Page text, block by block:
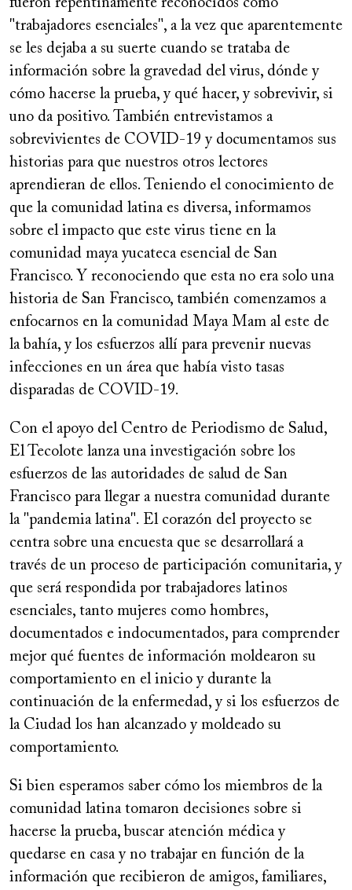
fueron repentinamente reconocidos como
"trabajadores esenciales", a la vez que aparentemente
se les dejaba a su suerte cuando se trataba de
información sobre la gravedad del virus, dónde y
cómo hacerse la prueba, y qué hacer, y sobrevivir, si
uno da positivo. También entrevistamos a
sobrevivientes de COVID-19 y documentamos sus
historias para que nuestros otros lectores
aprendieran de ellos. Teniendo el conocimiento de
que la comunidad latina es diversa, informamos
sobre el impacto que este virus tiene en la
comunidad maya yucateca esencial de San
Francisco. Y reconociendo que esta no era solo una
historia de San Francisco, también comenzamos a
enfocarnos en la comunidad Maya Mam al este de
la bahía, y los esfuerzos allí para prevenir nuevas
infecciones en un área que había visto tasas
disparadas de COVID-19.
Con el apoyo del Centro de Periodismo de Salud,
El Tecolote lanza una investigación sobre los
esfuerzos de las autoridades de salud de San
Francisco para llegar a nuestra comunidad durante
la "pandemia latina". El corazón del proyecto se
centra sobre una encuesta que se desarrollará a
través de un proceso de participación comunitaria, y
que será respondida por trabajadores latinos
esenciales, tanto mujeres como hombres,
documentados e indocumentados, para comprender
mejor qué fuentes de información moldearon su
comportamiento en el inicio y durante la
continuación de la enfermedad, y si los esfuerzos de
la Ciudad los han alcanzado y moldeado su
comportamiento.
Si bien esperamos saber cómo los miembros de la
comunidad latina tomaron decisiones sobre si
hacerse la prueba, buscar atención médica y
quedarse en casa y no trabajar en función de la
información que recibieron de amigos, familiares,